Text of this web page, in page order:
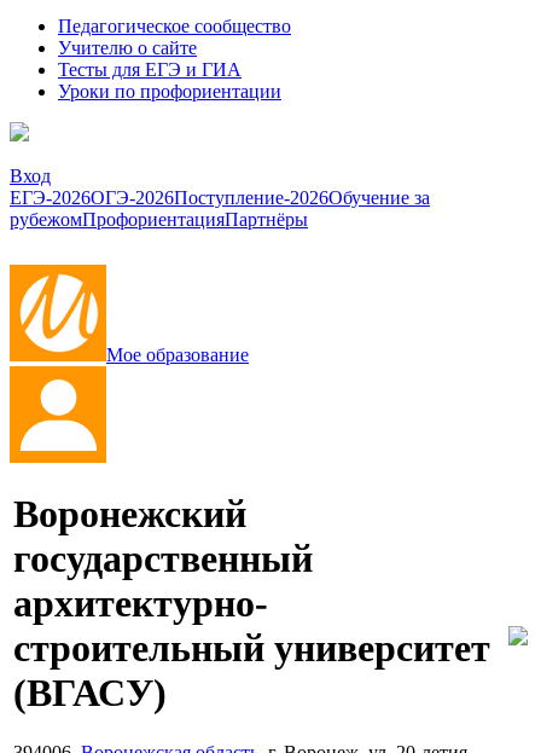
Педагогическое сообщество
Учителю о сайте
Тесты для ЕГЭ и ГИА
Уроки по профориентации
Вход
ЕГЭ-2026ОГЭ-2026Поступление-2026Обучение за
рубежомПрофориентацияПартнёры
Мое образование
Воронежский
государственный
архитектурно-
строительный университет
(ВГАСУ)